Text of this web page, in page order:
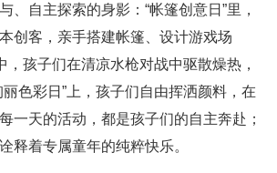
、自主探索的身影：“帐篷创意日”里，
创客，亲手搭建帐篷、设计游戏场
，孩子们在清凉水枪对战中驱散燥热，
色彩日”上，孩子们自由挥洒颜料，在
一天的活动，都是孩子们的自主奔赴；
释着专属童年的纯粹快乐。